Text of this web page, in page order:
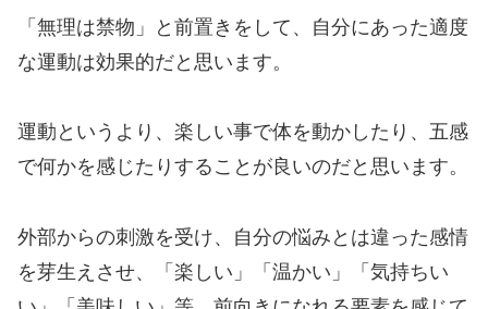
「無理は禁物」と前置きをして、自分にあった適度
な運動は効果的だと思います。
運動というより、楽しい事で体を動かしたり、五感
で何かを感じたりすることが良いのだと思います。
外部からの刺激を受け、自分の悩みとは違った感情
を芽生えさせ、「楽しい」「温かい」「気持ちい